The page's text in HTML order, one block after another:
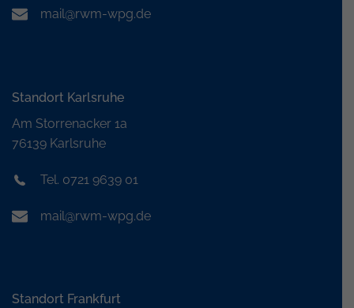
mail@rwm-wpg.de
Standort Karlsruhe
Am Storrenacker 1a
76139 Karlsruhe
Tel. 0721 9639 01
mail@rwm-wpg.de
Standort Frankfurt